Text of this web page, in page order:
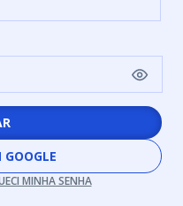
GOOGLE
MINHA SENHA